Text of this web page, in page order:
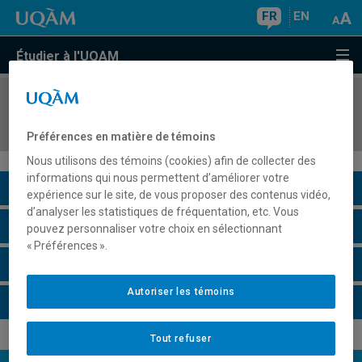
FR EN
Étudier à l'UQAM
COURS//
Description du cours
Horaire - Été 2026
Préférences en matière de témoins
Nous utilisons des témoins (cookies) afin de collecter des
informations qui nous permettent d’améliorer votre
expérience sur le site, de vous proposer des contenus vidéo,
d’analyser les statistiques de fréquentation, etc. Vous
pouvez personnaliser votre choix en sélectionnant
« Préférences ».
Tout refuser
Autoriser les témoins